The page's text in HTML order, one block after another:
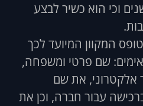
כי: מלאו לו 18 שנים וכי הוא כשיר לבצע
המקוון המיועד לכך
שם פרטי ומשפחה,
אלקטרוני, את שם
עבור חברה, וכן את